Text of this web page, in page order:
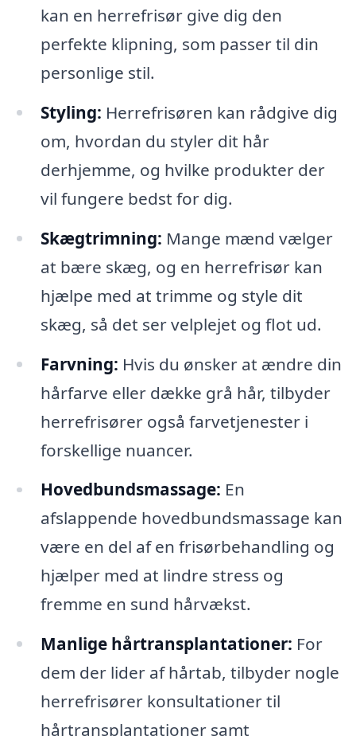
kan en herrefrisør give dig den
perfekte klipning, som passer til din
personlige stil.
Styling: Herrefrisøren kan rådgive dig
om, hvordan du styler dit hår
derhjemme, og hvilke produkter der
vil fungere bedst for dig.
Skægtrimning: Mange mænd vælger
at bære skæg, og en herrefrisør kan
hjælpe med at trimme og style dit
skæg, så det ser velplejet og flot ud.
Farvning: Hvis du ønsker at ændre din
hårfarve eller dække grå hår, tilbyder
herrefrisører også farvetjenester i
forskellige nuancer.
Hovedbundsmassage: En
afslappende hovedbundsmassage kan
være en del af en frisørbehandling og
hjælper med at lindre stress og
fremme en sund hårvækst.
Manlige hårtransplantationer: For
dem der lider af hårtab, tilbyder nogle
herrefrisører konsultationer til
hårtransplantationer samt